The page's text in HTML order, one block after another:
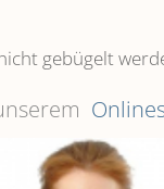
gebügelt